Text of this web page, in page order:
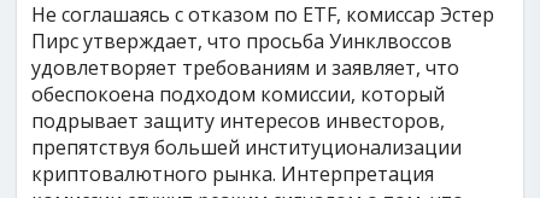
Не соглашаясь с отказом по ETF, комиссар Эстер
Пирс утверждает, что просьба Уинклвоссов
удовлетворяет требованиям и заявляет, что
обеспокоена подходом комиссии, который
подрывает защиту интересов инвесторов,
препятствуя большей институционализации
криптовалютного рынка. Интерпретация